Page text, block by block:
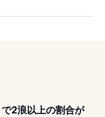
で2浪以上の割合が